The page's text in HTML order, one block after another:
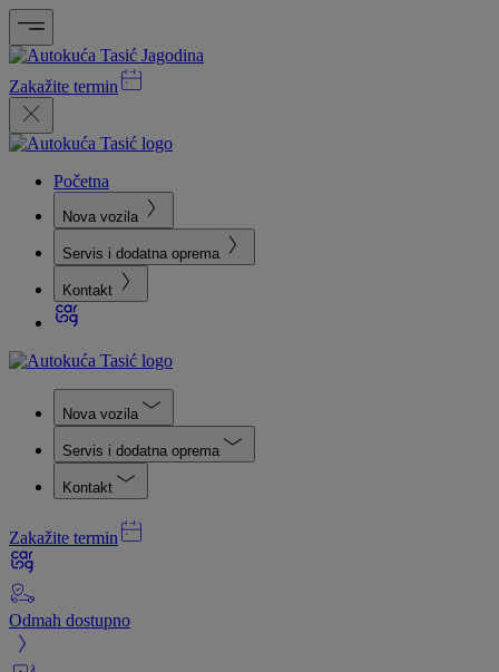
Zakažite termin
Početna
Nova vozila
Servis i dodatna oprema
Kontakt
Nova vozila
Servis i dodatna oprema
Kontakt
Zakažite termin
Odmah dostupno